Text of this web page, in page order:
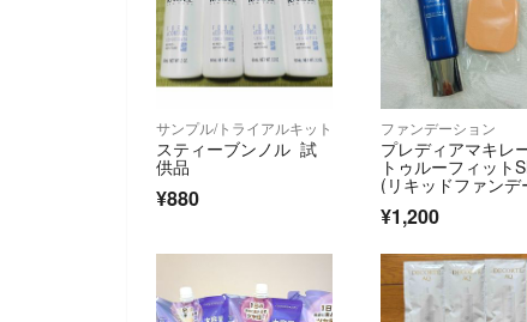
サンプル/トライアルキット
スティーブンノル 試
供品
¥880
ファンデーション
プレディアマキレ
トゥルーフィット
(リキッドファンデ
ョ) OC-405
¥1,200